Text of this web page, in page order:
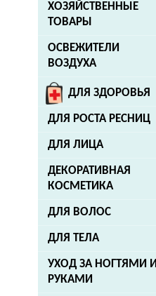
ХОЗЯЙСТВЕННЫЕ
ТОВАРЫ
ОСВЕЖИТЕЛИ
ВОЗДУХА
ДЛЯ ЗДОРОВЬЯ
ДЛЯ РОСТА РЕСНИЦ
ДЛЯ ЛИЦА
ДЕКОРАТИВНАЯ
КОСМЕТИКА
ДЛЯ ВОЛОС
ДЛЯ ТЕЛА
УХОД ЗА НОГТЯМИ И
РУКАМИ